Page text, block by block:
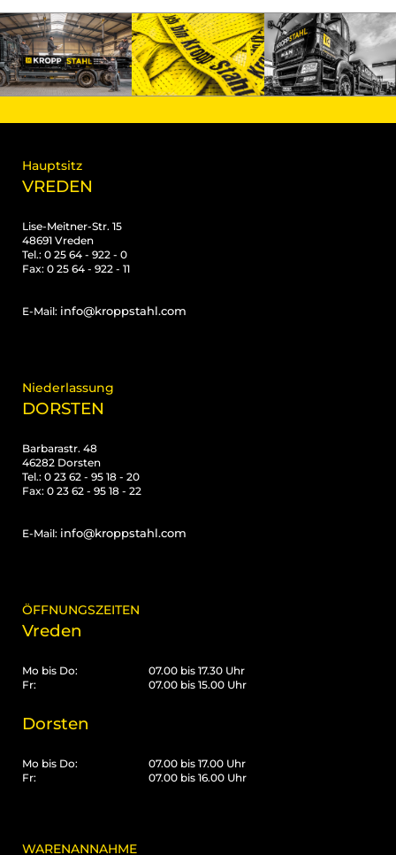
Hauptsitz
VREDEN
Lise-Meitner-Str. 15
48691 Vreden
Tel.: 0 25 64 - 922 - 0
Fax: 0 25 64 - 922 - 11
E-Mail: info@kroppstahl.com
Niederlassung
DORSTEN
Barbarastr. 48
46282 Dorsten
Tel.: 0 23 62 - 95 18 - 20
Fax: 0 23 62 - 95 18 - 22
E-Mail: info@kroppstahl.com
ÖFFNUNGSZEITEN
Vreden
Mo bis Do:
Fr:
07.00 bis 17.30 Uhr
07.00 bis 15.00 Uhr
Dorsten
Mo bis Do:
Fr:
07.00 bis 17.00 Uhr
07.00 bis 16.00 Uhr
WARENANNAHME